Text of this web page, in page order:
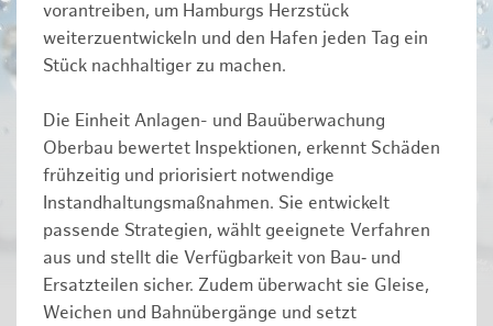
vorantreiben, um Hamburgs Herzstück
weiterzuentwickeln und den Hafen jeden Tag ein
Stück nachhaltiger zu machen.
Die Einheit Anlagen- und Bauüberwachung
Oberbau bewertet Inspektionen, erkennt Schäden
frühzeitig und priorisiert notwendige
Instandhaltungsmaßnahmen. Sie entwickelt
passende Strategien, wählt geeignete Verfahren
aus und stellt die Verfügbarkeit von Bau‑ und
Ersatzteilen sicher. Zudem überwacht sie Gleise,
Weichen und Bahnübergänge und setzt